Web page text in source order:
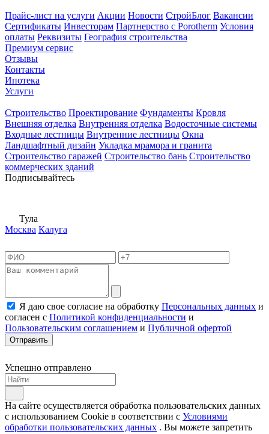
Прайс-лист на услуги Акции Новости СтройБлог Вакансии
Сертификаты Инвесторам Партнерство с Porotherm Условия
оплаты Реквизиты География строительства
Премиум сервис
Отзывы
Контакты
Ипотека
Услуги
Строительство Проектирование Фундаменты Кровля
Внешняя отделка Внутренняя отделка Водосточные системы
Входные лестницы Внутренние лестницы Окна
Ландшафтный дизайн Укладка мрамора и гранита
Строительство гаражей Строительство бань Строительство
коммерческих зданий
Подписывайтесь
Тула
Москва Калуга
Я даю свое согласие на обработку Персональных данных и
согласен с Политикой конфиденциальности и
Пользовательским соглашением и Публичной офертой
Отправить
Успешно отправлено
На сайте осуществляется обработка пользовательских данных
с использованием Cookie в соответствии с Условиями
обработки пользовательских данных . Вы можете запретить